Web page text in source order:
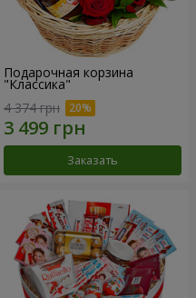
Подарочная корзина
"Классика"
4 374 грн
Заказать